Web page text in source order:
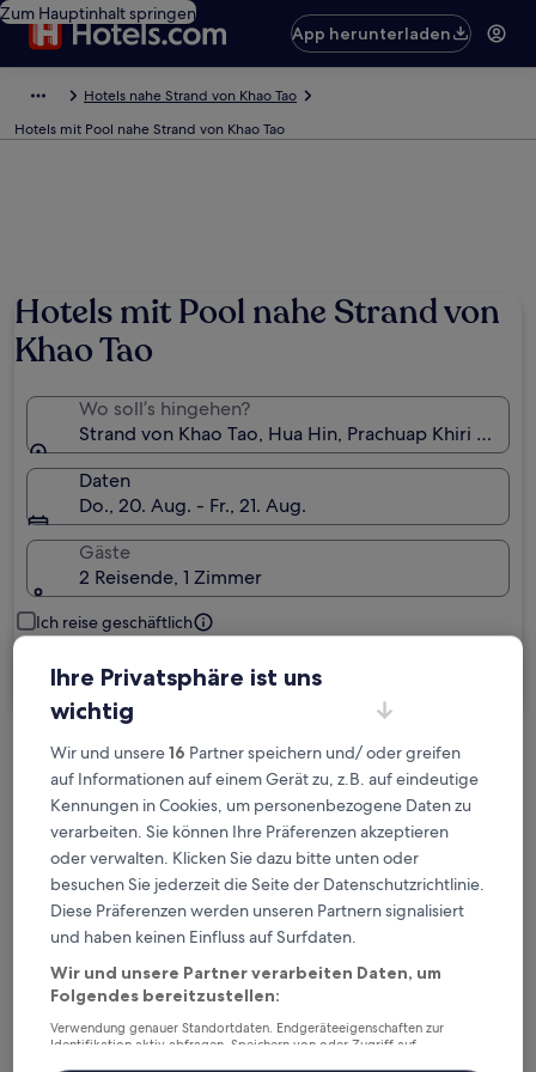
Zum Hauptinhalt springen
App herunterladen
Hotels nahe Strand von Khao Tao
Hotels mit Pool nahe Strand von Khao Tao
Hotels mit Pool nahe Strand von
Khao Tao
Wo soll’s hingehen?
Strand von Khao Tao, Hua Hin, Prachuap Khiri Khan
Daten
Do., 20. Aug. - Fr., 21. Aug.
Gäste
2 Reisende, 1 Zimmer
Ich reise geschäftlich
Suchen
Kostenlose Stornierung bei
Planänderungen
Verdiene Prämien für jede
wahrgenommene Übernachtung
Mehr sparen mit Preisen für Mitglieder
Überprüfe die Preise für diese Daten
Ihre Privatsphäre ist uns
wichtig
Wir und unsere16 Partner speichern und/ oder greifen
auf Informationen auf einem Gerät zu, z.B. auf eindeutige
Kennungen in Cookies, um personenbezogene Daten zu
verarbeiten. Sie können Ihre Präferenzen akzeptieren
oder verwalten. Klicken Sie dazu bitte unten oder
besuchen Sie jederzeit die Seite der Datenschutzrichtlinie.
Diese Präferenzen werden unseren Partnern signalisiert
und haben keinen Einfluss auf Surfdaten.
Wir und unsere Partner verarbeiten Daten, um
Folgendes bereitzustellen:
Verwendung genauer Standortdaten. Endgeräteeigenschaften zur
Identifikation aktiv abfragen. Speichern von oder Zugriff auf